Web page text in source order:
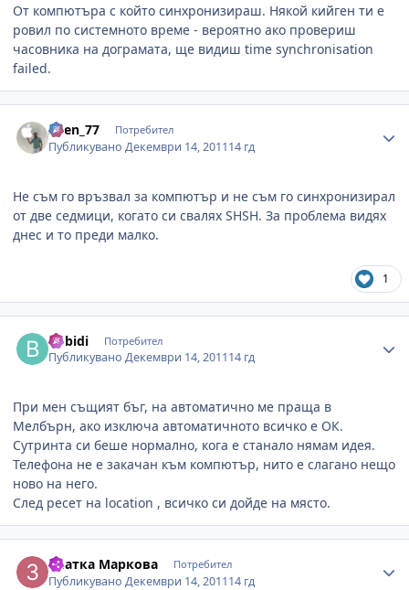
От компютъра с който синхронизираш. Някой кийген ти е
ровил по системното време - вероятно ако провериш
часовника на дограмата, ще видиш time synchronisation
failed.
Asen_77 Потребител
ПубликуваноДекември 14, 201114 гд
Не съм го връзвал за компютър и не съм го синхронизирал
от две седмици, когато си свалях SHSH. За проблема видях
днес и то преди малко.
1
bobidi Потребител
ПубликуваноДекември 14, 201114 гд
При мен същият бъг, на автоматично ме праща в
Мелбърн, ако изключа автоматичното всичко е ОК.
Сутринта си беше нормално, кога е станало нямам идея.
Телефона не е закачан към компютър, нито е слагано нещо
ново на него.
След ресет на location , всичко си дойде на място.
Златка Маркова Потребител
ПубликуваноДекември 14, 201114 гд